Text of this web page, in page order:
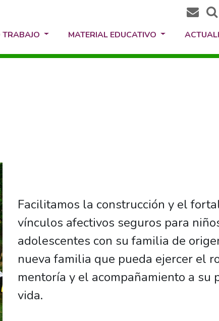
TRABAJO MATERIAL EDUCATIVO
Facilitamos la construcción y el
vínculos afectivos seguros para
adolescentes con su familia de
nueva familia que pueda ejercer el
mentoría y el acompañamiento a su
vida.